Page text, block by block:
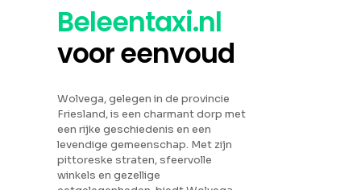
Beleentaxi.nl
voor eenvoud
Wolvega, gelegen in de provincie
Friesland, is een charmant dorp met
een rijke geschiedenis en een
levendige gemeenschap. Met zijn
pittoreske straten, sfeervolle
winkels en gezellige